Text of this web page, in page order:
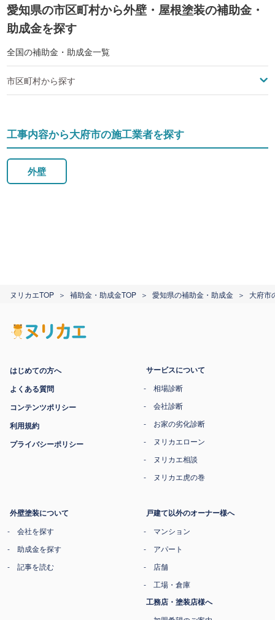
愛知県の市区町村から外壁・屋根塗装の補助金・
助成金を探す
全国の補助金・助成金一覧
市区町村から探す
工事内容から大府市の施工業者を探す
外壁
ヌリカエTOP 補助金・助成金TOP 愛知県の補助金・助成金 大府市
はじめての方へ
よくある質問
コンテンツポリシー
利用規約
プライバシーポリシー
サービスについて
相場診断
会社診断
お家の劣化診断
ヌリカエローン
ヌリカエ相談
ヌリカエ虎の巻
外壁塗装について
会社を探す
助成金を探す
記事を読む
戸建て以外のオーナー様へ
マンション
アパート
店舗
工場・倉庫
工務店・塗装店様へ